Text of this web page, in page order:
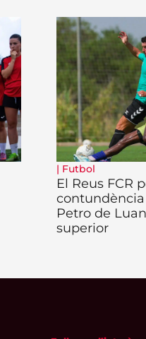
| Futbol
El Reus FCR
Petro de
superior